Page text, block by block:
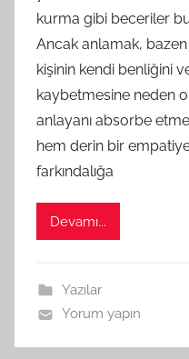
kurma gibi beceriler
Ancak anlamak, bazen
kişinin kendi benliğini
kaybetmesine neden
anlayanı absorbe
hem derin bir
farkındalığa
Devamı...
Yazılar
Yorum yapın